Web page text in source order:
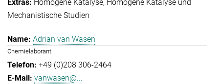
Homogene Katalyse Homogene Katalyse und
Mechanistische Studien
Adrian van Wasen
Chemielaborant
+49 (0)208 306-2464
vanwasen@...